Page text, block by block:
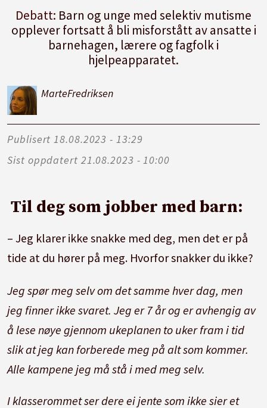
Debatt: Barn og unge med selektiv mutisme
opplever fortsatt å bli misforstått av ansatte i
barnehagen, lærere og fagfolk i
hjelpeapparatet.
MarteFredriksen
Publisert
18.08.2023 - 13:29
Sist oppdatert
21.08.2023 - 10:00
Til deg som jobber med barn:
– Jeg klarer ikke snakke med deg, men det er på
tide at du hører på meg. Hvorfor snakker du ikke?
Jeg spør meg selv om det samme hver dag, men
jeg finner ikke svaret. Jeg er 7 år og er avhengig av
å lese nøye gjennom ukeplanen to uker fram i tid
slik at jeg kan forberede meg på alt som kommer.
Alle kampene jeg må stå i med meg selv.
I klasserommet ser dere ei jente som ikke sier et